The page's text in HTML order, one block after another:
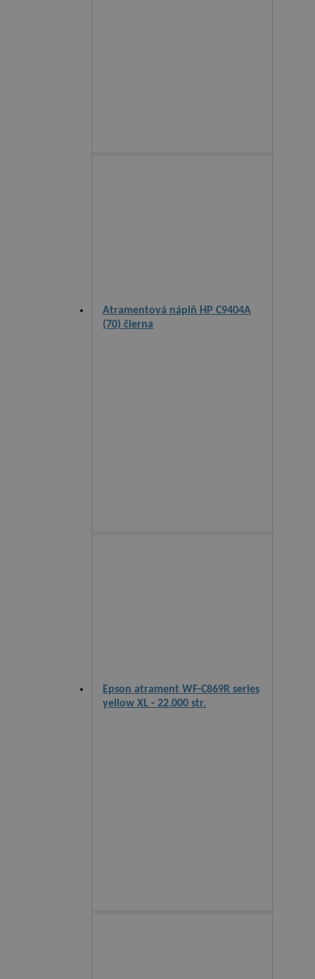
Atramentová náplň HP C9404A
(70) čierna
Epson atrament WF-C869R series
yellow XL - 22.000 str.